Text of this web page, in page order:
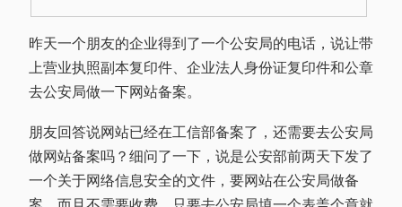
昨天一个朋友的企业得到了一个公安局的电话，说让带
上营业执照副本复印件、企业法人身份证复印件和公章
去公安局做一下网站备案。
朋友回答说网站已经在工信部备案了，还需要去公安局
做网站备案吗？细问了一下，说是公安部前两天下发了
一个关于网络信息安全的文件，要网站在公安局做备